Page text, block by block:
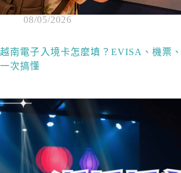
08/05/2026
越南電子入境卡怎麼填？EVISA、機票
一次搞懂